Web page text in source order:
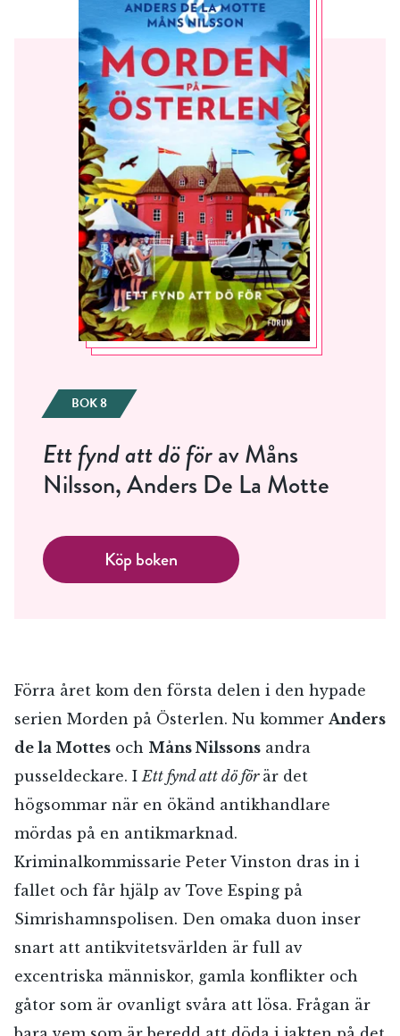
BOK 8
Ett fynd att dö förav Måns
Nilsson, Anders De La Motte
Köp boken
Förra året kom den första delen i den hypade
serien Morden på Österlen. Nu kommer Anders
de la Mottes och Måns Nilssons andra
pusseldeckare. IEtt fynd att dö för är det
högsommar när en ökänd antikhandlare
mördas på en antikmarknad.
Kriminalkommissarie Peter Vinston dras in i
fallet och får hjälp av Tove Esping på
Simrishamnspolisen. Den omaka duon inser
snart att antikvitetsvärlden är full av
excentriska människor, gamla konflikter och
gåtor som är ovanligt svåra att lösa. Frågan är